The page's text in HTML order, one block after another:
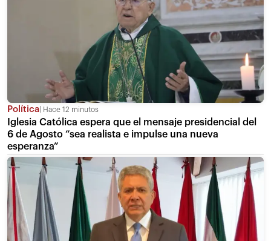
Política Hace 12 minutos
Iglesia Católica espera que el mensaje presidencial del
6 de Agosto “sea realista e impulse una nueva
esperanza”